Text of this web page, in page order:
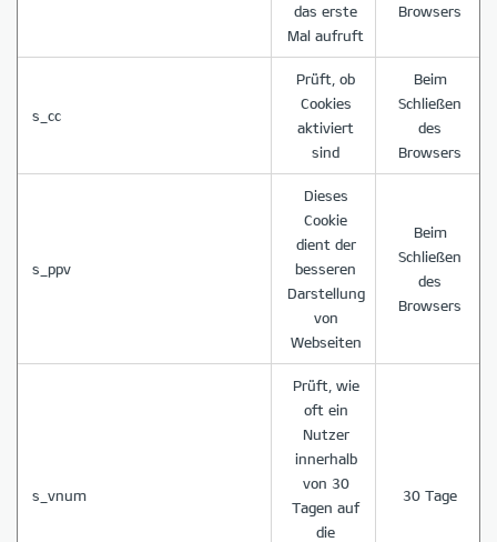
das erste
Mal aufruft
Browsers
s_cc
Prüft, ob
Cookies
aktiviert
sind
Beim
Schließen
des
Browsers
s_ppv
Dieses
Cookie
dient der
besseren
Darstellung
von
Webseiten
Beim
Schließen
des
Browsers
s_vnum
Prüft, wie
oft ein
Nutzer
innerhalb
von 30
Tagen auf
die
30 Tage